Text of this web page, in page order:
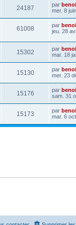
24187 par
mer. 8
61008 par
jeu. 28
15302 par
mar. 18
15130 par
mer. 23
15176 par
sam. 31
15173 par
mar. 6